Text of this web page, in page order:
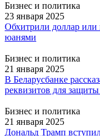
Бизнес и политика
23 января 2025
Обхитрили доллар или
юанями
Бизнес и политика
21 января 2025
В Беларусбанке
реквизитов для
Бизнес и политика
21 января 2025
Дональд Трамп